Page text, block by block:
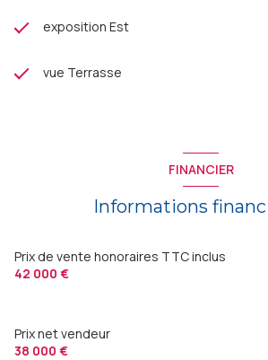
exposition Est
vue Terrasse
FINANCIER
Informations
Prix de vente honoraires TTC inclus
42 000 €
Prix net vendeur
38 000 €